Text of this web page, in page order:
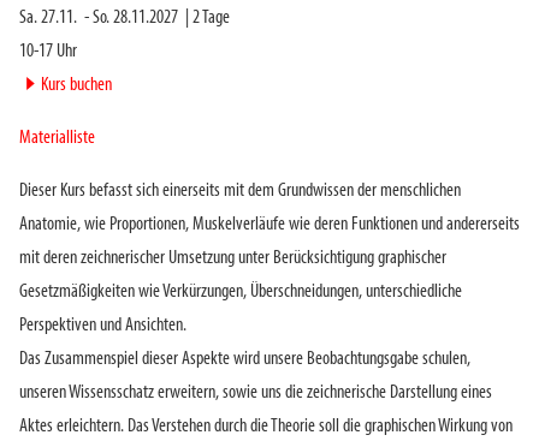
Sa. 27.11. -So. 28.11.2027 2 Tage
10-17 Uhr
► Kurs buchen
Materialliste
Dieser Kurs befasst sich einerseits mit dem Grundwissen der menschlichen
Anatomie, wie Proportionen, Muskelverläufe wie deren Funktionen und andererseits
mit deren zeichnerischer Umsetzung unter Berücksichtigung graphischer
Gesetzmäßigkeiten wie Verkürzungen, Überschneidungen, unterschiedliche
Perspektiven und Ansichten.
Das Zusammenspiel dieser Aspekte wird unsere Beobachtungsgabe schulen,
unseren Wissensschatz erweitern, sowie uns die zeichnerische Darstellung eines
Aktes erleichtern. Das Verstehen durch die Theorie soll die graphischen Wirkung von